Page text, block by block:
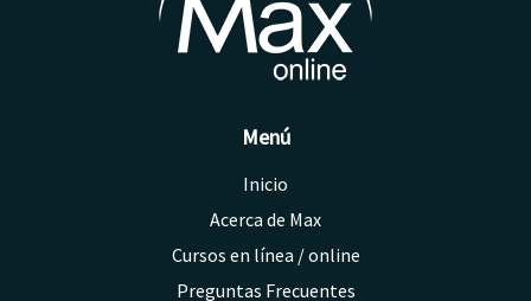
Menú
Inicio
Acerca de Max
Cursos en línea / online
Preguntas Frecuentes